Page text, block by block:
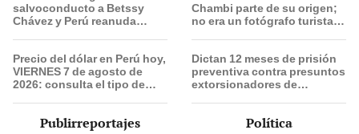
historia
salvoconducto a Betssy
Chávez y Perú reanuda
Precio del dólar en Perú hoy,
VIERNES 7 de agosto de
2026: consulta el tipo de
digitales
Chambi parte de su origen;
no era un fotógrafo turista,
Dictan 12 meses de prisión
preventiva contra presuntos
extorsionadores de
Publirreportajes Política